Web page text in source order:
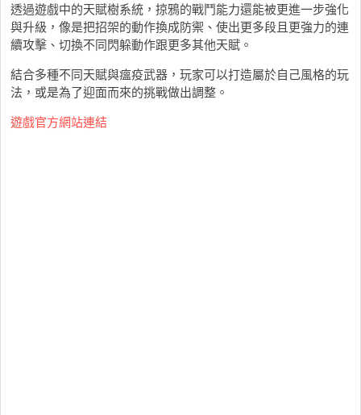
透過遊戲中的天賦樹系統，掠鴉的戰鬥能力還能被更進一步強化
與升級，像是把招架的動作換成防禦、使出更多段且更強力的連
續攻擊、切換不同閃躲動作跟更多其他天賦。
結合多種不同天賦與瘟疫武器，玩家可以打造屬於自己風格的玩
法，或是為了迎面而來的挑戰做出調整。
遊戲官方網站連結